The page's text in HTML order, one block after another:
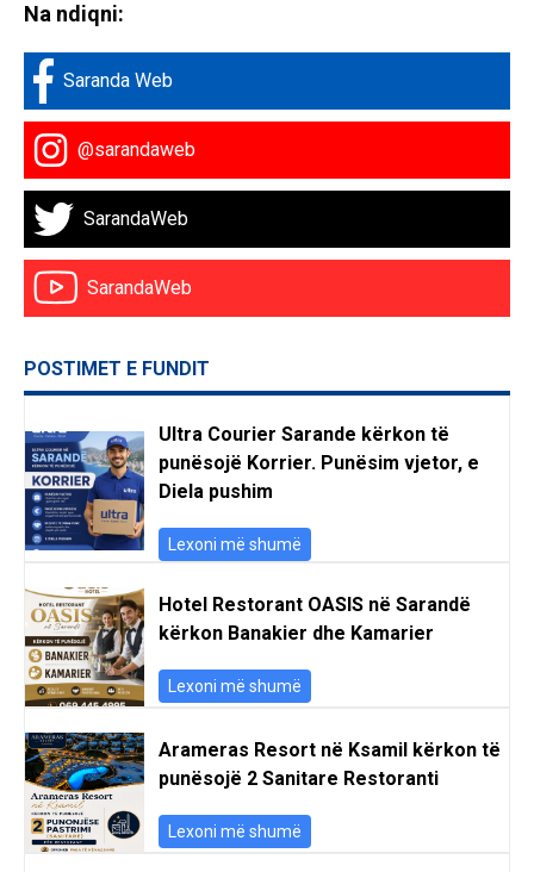
Na ndiqni:
Saranda Web
@sarandaweb
SarandaWeb
SarandaWeb
POSTIMET E FUNDIT
Ultra Courier Sarande kërkon të
punësojë Korrier. Punësim vjetor, e
Diela pushim
Lexoni më shumë
Hotel Restorant OASIS në Sarandë
kërkon Banakier dhe Kamarier
Lexoni më shumë
Arameras Resort në Ksamil kërkon të
punësojë 2 Sanitare Restoranti
Lexoni më shumë